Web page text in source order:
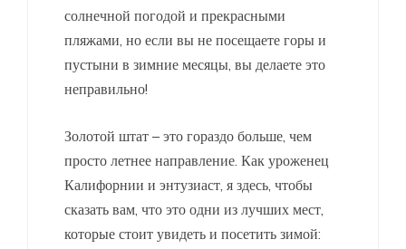
солнечной погодой и прекрасными
пляжами, но если вы не посещаете горы и
пустыни в зимние месяцы, вы делаете это
неправильно!
Золотой штат – это гораздо больше, чем
просто летнее направление. Как уроженец
Калифорнии и энтузиаст, я здесь, чтобы
сказать вам, что это одни из лучших мест,
которые стоит увидеть и посетить зимой: